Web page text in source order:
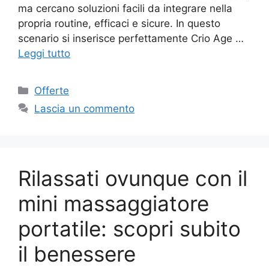
ma cercano soluzioni facili da integrare nella
propria routine, efficaci e sicure. In questo
scenario si inserisce perfettamente Crio Age …
Leggi tutto
Categorie
Offerte
Lascia un commento
Rilassati ovunque con il
mini massaggiatore
portatile: scopri subito
il benessere